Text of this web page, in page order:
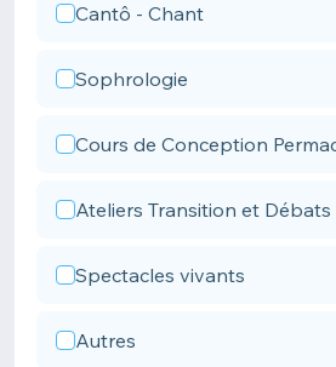
Cantô - Chant
Sophrologie
Cours de Conception
Ateliers Transition et Débats
Spectacles vivants
Autres